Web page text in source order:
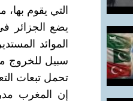
التي يقوم
يضع الجزائر
الموائد
تحمل تبعات
إن المغرب